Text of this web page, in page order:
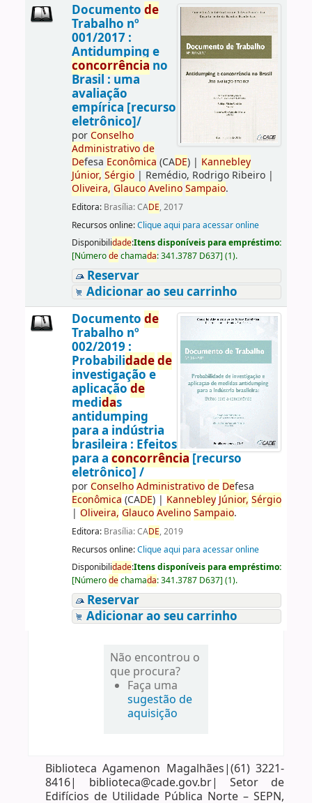
Documento de
Trabalho nº
001/2017 :
Antidumping e
concorrência no
Brasil : uma
avaliação
empírica [recurso
eletrônico]/
porConselho
Administrativo de
Defesa Econômica (CADE)| Kannebley
Júnior, Sérgio| Remédio, Rodrigo Ribeiro|
Oliveira, Glauco Avelino Sampaio.
Editora: Brasília: CADE, 2017
Recursos online:Clique aqui para acessar online
Disponibilidade:Itens disponíveis para empréstimo:
[Númerodechamada:341.3787 D637] (1).
Reservar
Adicionar ao seu carrinho
Documento de
Trabalho nº
002/2019 :
Probabilidadede
investigação e
aplicação de
medidas
antidumping
para a indústria
brasileira : Efeitos
para a concorrência [recurso
eletrônico] /
porConselho Administrativo de Defesa
Econômica (CADE)| Kannebley Júnior, Sérgio
| Oliveira, Glauco Avelino Sampaio.
Editora: Brasília: CADE, 2019
Recursos online:Clique aqui para acessar online
Disponibilidade:Itens disponíveis para empréstimo:
[Númerodechamada:341.3787 D637] (1).
Reservar
Adicionar ao seu carrinho
Não encontrou o
que procura?
Faça uma
sugestão de
aquisição
Biblioteca Agamenon Magalhães|(61) 3221-
8416| biblioteca@cade.gov.br| Setor de
Edifícios de Utilidade Pública Norte – SEPN,